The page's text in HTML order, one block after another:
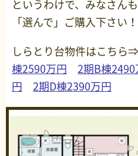
というわけで、みなさん
「選んで」ご購入下さい！
しらとり台物件はこちら
棟2590万円
2期B棟2490
円
2期D棟2390万円